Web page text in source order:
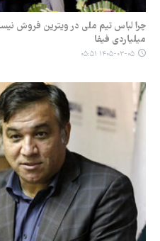
چرا لباس تیم ملی در ویترین فروش
میلیاردی فیفا
۱۴۰۵-۰۳-۰۵ ۰۵:۵۱